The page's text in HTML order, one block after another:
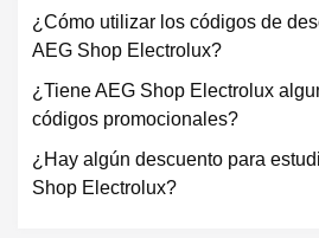
¿Cómo utilizar los códigos de
AEG Shop Electrolux?
¿Tiene AEG Shop Electrolux
códigos promocionales?
¿Hay algún descuento para
Shop Electrolux?